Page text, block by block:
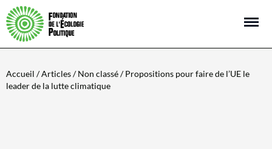
Open
Accueil /Articles/Non classé/ Propositions pour faire de l’UE le
leader de la lutte climatique